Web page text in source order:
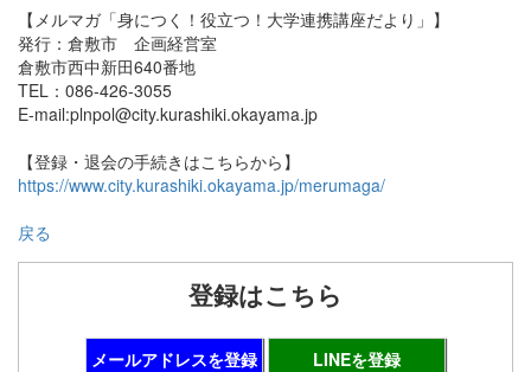
【メルマガ「身につく！役立つ！大学連携講座だより」】
発行：倉敷市 企画経営室
倉敷市西中新田640番地
TEL：086-426-3055
E-mail:plnpol@city.kurashiki.okayama.jp
【登録・退会の手続きはこちらから】
https://www.city.kurashiki.okayama.jp/merumaga/
戻る
登録はこちら
メールアドレスを登録 LINEを登録